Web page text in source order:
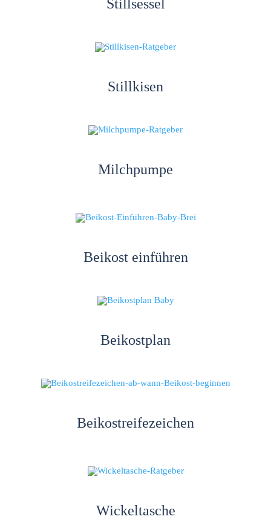
Stillsessel
Stillkisen
Milchpumpe
Beikost einführen
Beikostplan
Beikostreifezeichen
Wickeltasche